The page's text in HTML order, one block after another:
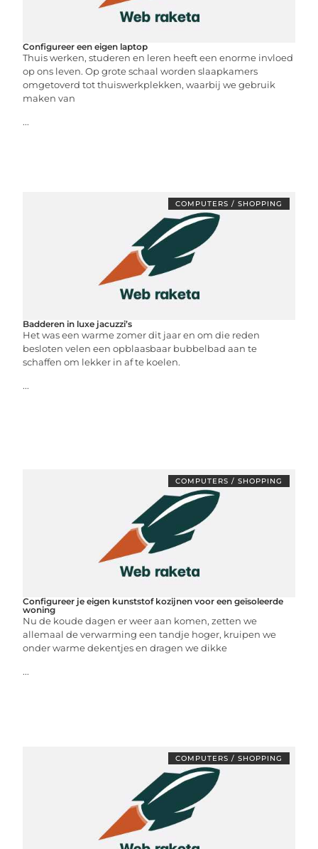
Configureer een eigen laptop
Thuis werken, studeren en leren heeft een enorme invloed
op ons leven. Op grote schaal worden slaapkamers
omgetoverd tot thuiswerkplekken, waarbij we gebruik
maken van
...
COMPUTERS / SHOPPING
Badderen in luxe jacuzzi’s
Het was een warme zomer dit jaar en om die reden
besloten velen een opblaasbaar bubbelbad aan te
schaffen om lekker in af te koelen.
...
COMPUTERS / SHOPPING
Configureer je eigen kunststof kozijnen voor een geïsoleerde
woning
Nu de koude dagen er weer aan komen, zetten we
allemaal de verwarming een tandje hoger, kruipen we
onder warme dekentjes en dragen we dikke
...
COMPUTERS / SHOPPING